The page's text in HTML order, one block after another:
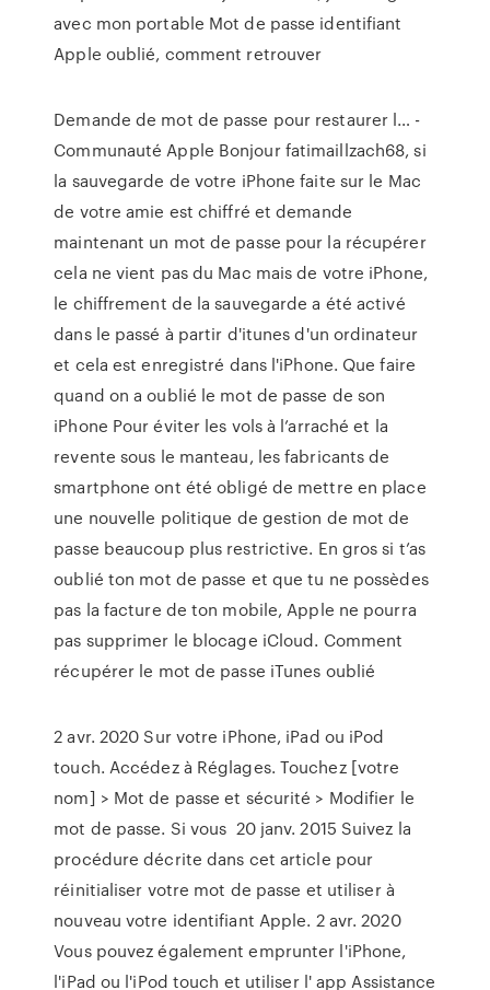
avec mon portable Mot de passe identifiant
Apple oublié, comment retrouver
Demande de mot de passe pour restaurer l… -
Communauté Apple Bonjour fatimaillzach68, si
la sauvegarde de votre iPhone faite sur le Mac
de votre amie est chiffré et demande
maintenant un mot de passe pour la récupérer
cela ne vient pas du Mac mais de votre iPhone,
le chiffrement de la sauvegarde a été activé
dans le passé à partir d'itunes d'un ordinateur
et cela est enregistré dans l'iPhone. Que faire
quand on a oublié le mot de passe de son
iPhone Pour éviter les vols à l’arraché et la
revente sous le manteau, les fabricants de
smartphone ont été obligé de mettre en place
une nouvelle politique de gestion de mot de
passe beaucoup plus restrictive. En gros si t’as
oublié ton mot de passe et que tu ne possèdes
pas la facture de ton mobile, Apple ne pourra
pas supprimer le blocage iCloud. Comment
récupérer le mot de passe iTunes oublié
2 avr. 2020 Sur votre iPhone, iPad ou iPod
touch. Accédez à Réglages. Touchez [votre
nom] > Mot de passe et sécurité > Modifier le
mot de passe. Si vous 20 janv. 2015 Suivez la
procédure décrite dans cet article pour
réinitialiser votre mot de passe et utiliser à
nouveau votre identifiant Apple. 2 avr. 2020
Vous pouvez également emprunter l'iPhone,
l'iPad ou l'iPod touch et utiliser l' app Assistance